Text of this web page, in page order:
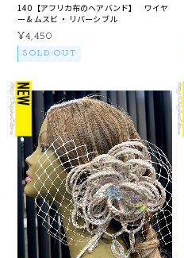
140【アフリカ布のヘアバンド】 ワイヤ
ー＆ムスビ ・ リバーシブル
¥4,450
SOLD OUT